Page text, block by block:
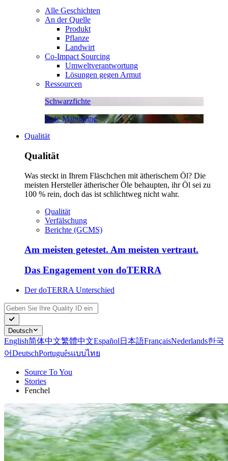
Alle Geschichten
An der Quelle
Produkt
Pflanze
Landwirt
Co-Impact Sourcing
Umweltverantwortung
Lösungen gegen Armut
Ressourcen
Schwarzfichte
Rote Mandarine
Qualität
Qualität
Was steckt in Ihrem Fläschchen mit ätherischem Öl? Die
meisten Hersteller ätherischer Öle behaupten, ihr Öl sei zu
100 % rein, doch das ist schlichtweg nicht wahr.
Qualität
Verfälschung
Berichte (GCMS)
Am meisten getestet. Am meisten vertraut.
Das Engagement von doTERRA
Der doTERRA Unterschied
Deutsch
English简体中文繁體中文Español 日本語FrançaisNederlands한국
어DeutschPortuguêsแบบไทย
Source To You
Stories
Fenchel